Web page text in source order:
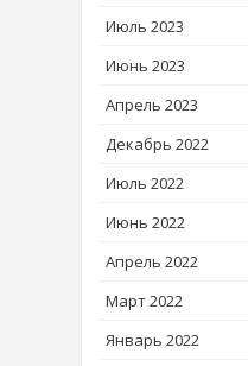
Июль 2023
Июнь 2023
Апрель 2023
Декабрь 2022
Июль 2022
Июнь 2022
Апрель 2022
Март 2022
Январь 2022